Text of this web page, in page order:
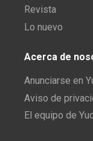
Revista
Lo nuevo
Acerca de
Anunciarse en
Aviso de
El equipo de